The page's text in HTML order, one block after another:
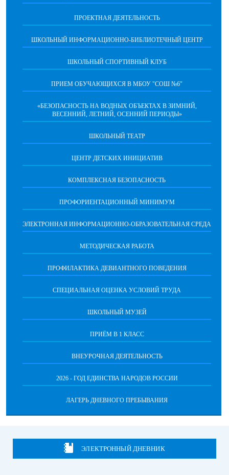
ПРОЕКТНАЯ ДЕЯТЕЛЬНОСТЬ
ШКОЛЬНЫЙ ИНФОРМАЦИОННО-БИБЛИОТЕЧНЫЙ ЦЕНТР
ШКОЛЬНЫЙ СПОРТИВНЫЙ КЛУБ
ПРИЕМ ОБУЧАЮЩИХСЯ В МБОУ "СОШ №6"
«БЕЗОПАСНОСТЬ НА ВОДНЫХ ОБЪЕКТАХ В ЗИМНИЙ,
ВЕСЕННИЙ, ЛЕТНИЙ, ОСЕННИЙ ПЕРИОДЫ»
ШКОЛЬНЫЙ ТЕАТР
ЦЕНТР ДЕТСКИХ ИНИЦИАТИВ
КОМПЛЕКСНАЯ БЕЗОПАСНОСТЬ
ПРОФОРИЕНТАЦИОННЫЙ МИНИМУМ
ЭЛЕКТРОННАЯ ИНФОРМАЦИОННО-ОБРАЗОВАТЕЛЬНАЯ СРЕДА
МЕТОДИЧЕСКАЯ РАБОТА
ПРОФИЛАКТИКА ДЕВИАНТНОГО ПОВЕДЕНИЯ
СПЕЦИАЛЬНАЯ ОЦЕНКА УСЛОВИЙ ТРУДА
ШКОЛЬНЫЙ МУЗЕЙ
ПРИЁМ В 1 КЛАСС
ВНЕУРОЧНАЯ ДЕЯТЕЛЬНОСТЬ
2026 - ГОД ЕДИНСТВА НАРОДОВ РОССИИ
ЛАГЕРЬ ДНЕВНОГО ПРЕБЫВАНИЯ
ЭЛЕКТРОННЫЙ ДНЕВНИК